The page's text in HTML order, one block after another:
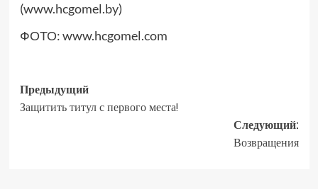
(www.hcgomel.by)
ФОТО: www.hcgomel.com
Предыдущий
Защитить титул с первого места!
Следующий:
Возвращения